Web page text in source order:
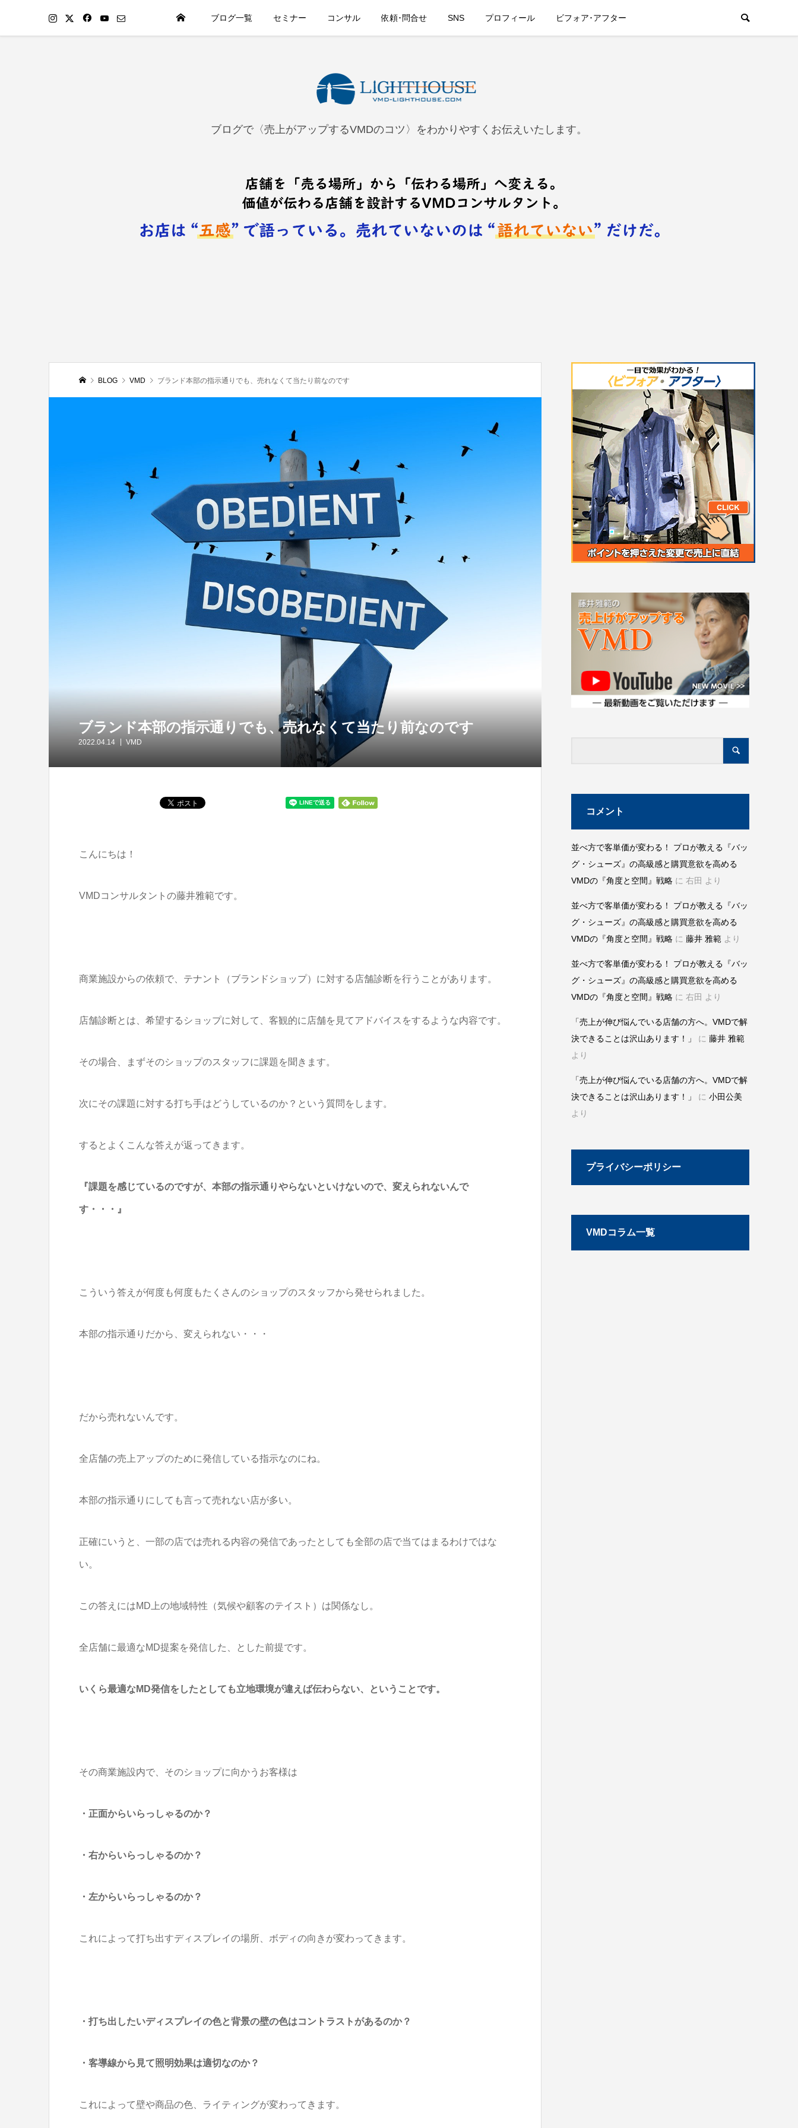
ブログ一覧 セミナー コンサル 依頼･問合せ SNS プロフィール ビフォア･アフター
ブログで〈売上がアップするVMDのコツ〉をわかりやすくお伝えいたします。
BLOG VMD ブランド本部の指示通りでも、売れなくて当たり前なのです
ブランド本部の指示通りでも、売れなくて当たり前なのです
2022.04.14 VMD
こんにちは！
VMDコンサルタントの藤井雅範です。
商業施設からの依頼で、テナント（ブランドショップ）に対する店舗診断を行うことがあります。
店舗診断とは、希望するショップに対して、客観的に店舗を見てアドバイスをするような内容です。
その場合、まずそのショップのスタッフに課題を聞きます。
次にその課題に対する打ち手はどうしているのか？という質問をします。
するとよくこんな答えが返ってきます。
『課題を感じているのですが、本部の指示通りやらないといけないので、変えられないんで
す・・・』
こういう答えが何度も何度もたくさんのショップのスタッフから発せられました。
本部の指示通りだから、変えられない・・・
だから売れないんです。
全店舗の売上アップのために発信している指示なのにね。
本部の指示通りにしても言って売れない店が多い。
正確にいうと、一部の店では売れる内容の発信であったとしても全部の店で当てはまるわけではな
い。
この答えにはMD上の地域特性（気候や顧客のテイスト）は関係なし。
全店舗に最適なMD提案を発信した、とした前提です。
いくら最適なMD発信をしたとしても立地環境が違えば伝わらない、ということです。
その商業施設内で、そのショップに向かうお客様は
・正面からいらっしゃるのか？
・右からいらっしゃるのか？
・左からいらっしゃるのか？
これによって打ち出すディスプレイの場所、ボディの向きが変わってきます。
・打ち出したいディスプレイの色と背景の壁の色はコントラストがあるのか？
・客導線から見て照明効果は適切なのか？
これによって壁や商品の色、ライティングが変わってきます。
コメント
並べ方で客単価が変わる！ プロが教える『バッ
グ・シューズ』の高級感と購買意欲を高める
VMDの『角度と空間』戦略 に 右田 より
並べ方で客単価が変わる！ プロが教える『バッ
グ・シューズ』の高級感と購買意欲を高める
VMDの『角度と空間』戦略 に 藤井 雅範 より
並べ方で客単価が変わる！ プロが教える『バッ
グ・シューズ』の高級感と購買意欲を高める
VMDの『角度と空間』戦略 に 右田 より
「売上が伸び悩んでいる店舗の方へ。VMDで解
決できることは沢山あります！」
に 藤井 雅範
より
「売上が伸び悩んでいる店舗の方へ。VMDで解
決できることは沢山あります！」
に 小田公美
より
プライバシーポリシー
VMDコラム一覧